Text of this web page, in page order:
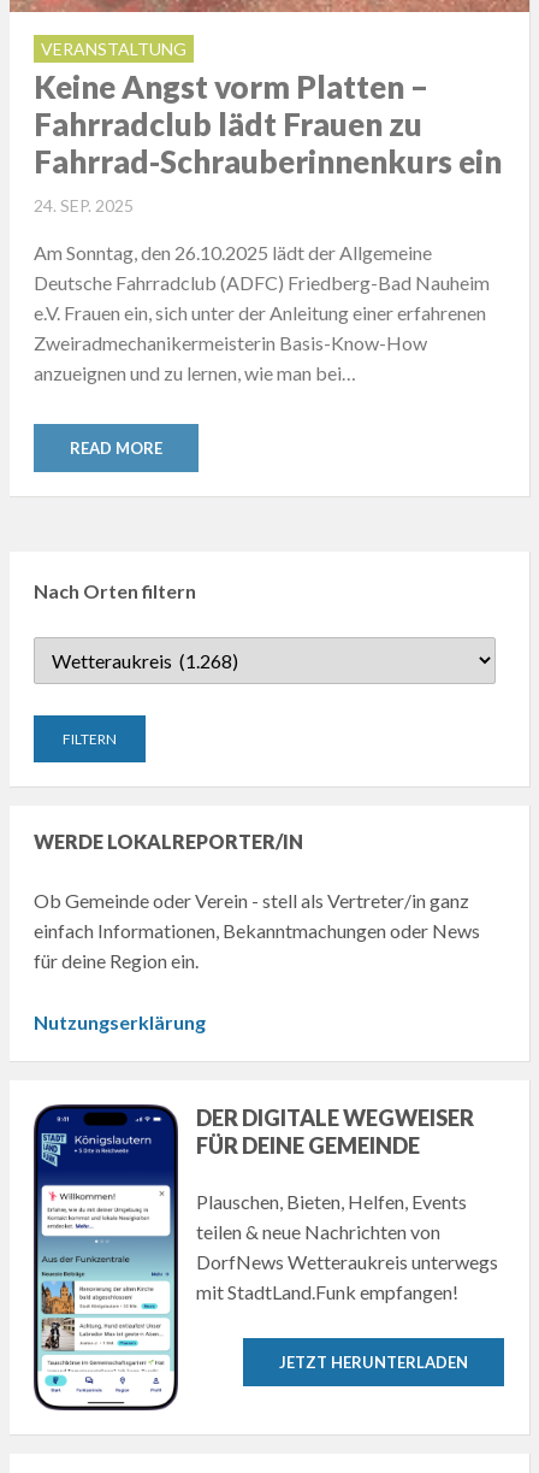
VERANSTALTUNG
Keine Angst vorm Platten –
Fahrradclub lädt Frauen zu
Fahrrad-Schrauberinnenkurs ein
POSTED
24. SEP. 2025
Am Sonntag, den 26.10.2025 lädt der Allgemeine
Deutsche Fahrradclub (ADFC) Friedberg-Bad Nauheim
e.V. Frauen ein, sich unter der Anleitung einer erfahrenen
Zweiradmechanikermeisterin Basis-Know-How
anzueignen und zu lernen, wie man bei…
READ MORE
Nach Orten filtern
WERDE LOKALREPORTER/IN
Ob Gemeinde oder Verein - stell als Vertreter/in ganz
einfach Informationen, Bekanntmachungen oder News
für deine Region ein.
Nutzungserklärung
DER DIGITALE WEGWEISER
FÜR DEINE GEMEINDE
Plauschen, Bieten, Helfen, Events
teilen & neue Nachrichten von
DorfNews Wetteraukreis unterwegs
mit StadtLand.Funk empfangen!
JETZT HERUNTERLADEN